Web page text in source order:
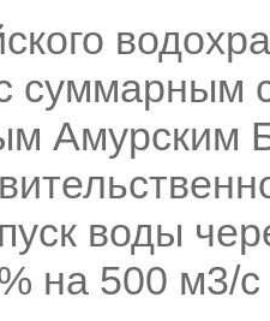
суммарным
Амурским
воды
на 500 м3/